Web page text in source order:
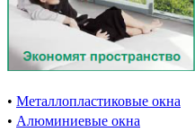
• Металлопластиковые окна
• Алюминиевые окна